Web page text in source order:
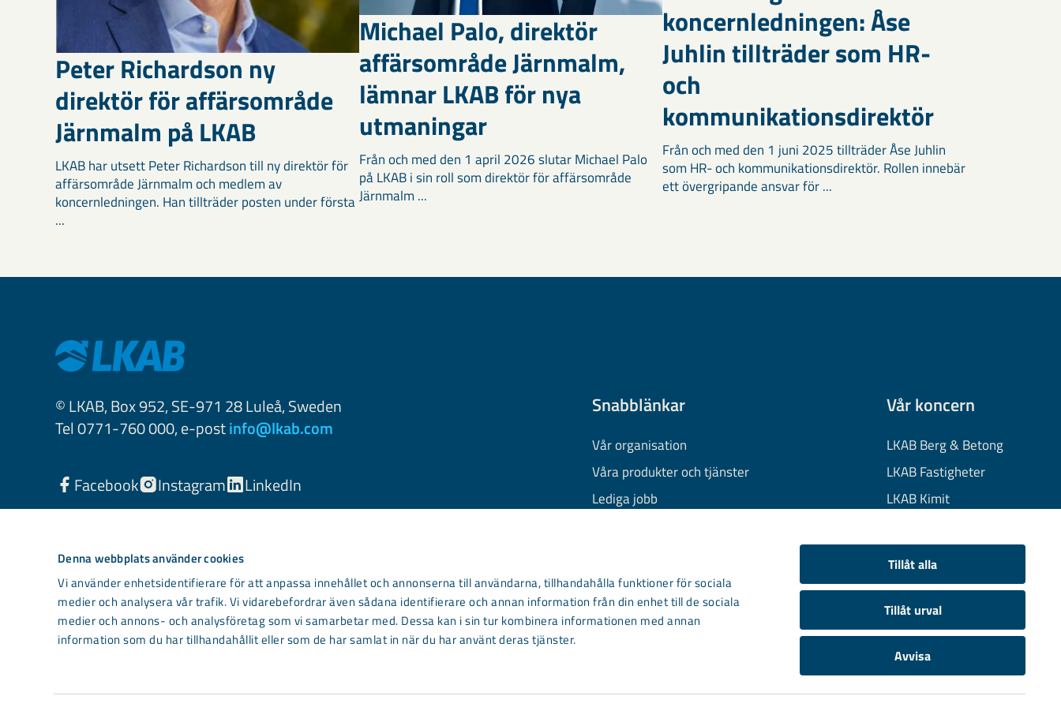
Denna webbplats använder cookies
Vi använder enhetsidentifierare för att anpassa innehållet och annonserna till användarna, tillhandahålla funktioner för sociala
medier och analysera vår trafik. Vi vidarebefordrar även sådana identifierare och annan information från din enhet till de sociala
medier och annons- och analysföretag som vi samarbetar med. Dessa kan i sin tur kombinera informationen med annan
information som du har tillhandahållit eller som de har samlat in när du har använt deras tjänster.
Tillåt alla
Tillåt urval
Avvisa
Peter Richardson ny
direktör för affärsområde
Järnmalm på LKAB
LKAB har utsett Peter Richardson till ny direktör för
affärsområde Järnmalm och medlem av
koncernledningen. Han tillträder posten under första
...
Michael Palo, direktör
affärsområde Järnmalm,
lämnar LKAB för nya
utmaningar
Från och med den 1 april 2026 slutar Michael Palo
på LKAB i sin roll som direktör för affärsområde
Järnmalm ...
koncernledningen: Åse
Juhlin tillträder som HR-
och
kommunikationsdirektör
Från och med den 1 juni 2025 tillträder Åse Juhlin
som HR- och kommunikationsdirektör. Rollen innebär
ett övergripande ansvar för ...
© LKAB, Box 952, SE-971 28 Luleå, Sweden
Tel 0771-760 000, e-postinfo@lkab.com
Facebook Instagram LinkedIn
Snabblänkar
Vår organisation
Våra produkter och tjänster
Lediga jobb
Information om cookies
Kontakta oss
Vår koncern
LKAB Berg & Betong
LKAB Fastigheter
LKAB Kimit
LKAB Wassara
Samhällsutveckling
Light mode